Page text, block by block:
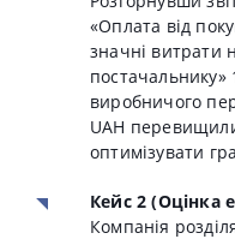
«Оплата від
значні витрати
постачальнику»
виробничого
UAH
оптимізувати
Кейс 2 (Оцінка
Компанія